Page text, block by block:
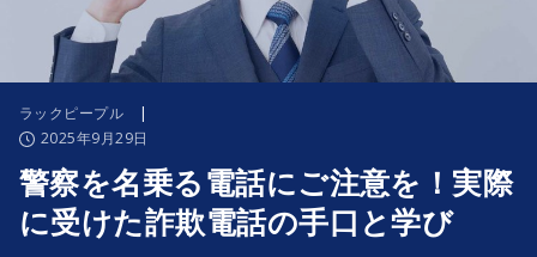
ラックピープル |
2025年9月29日
警察を名乗る電話にご注意を！実際
に受けた詐欺電話の手口と学び